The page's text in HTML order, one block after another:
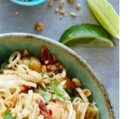
WIĘCEJ